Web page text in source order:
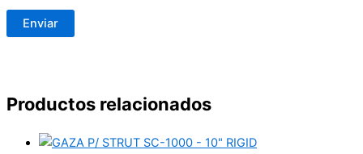
Productos relacionados